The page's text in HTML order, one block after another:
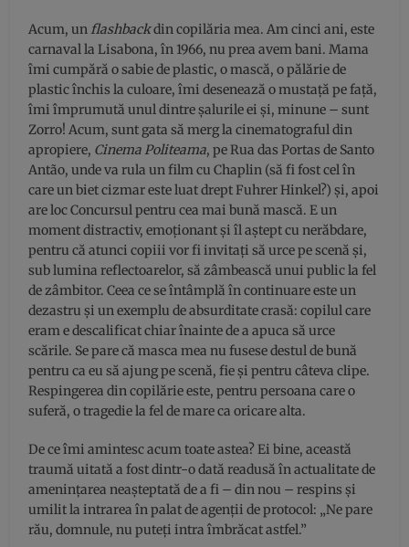
Acum, unflashbackdin copilăria mea. Am cinci ani, este
carnaval la Lisabona, în 1966, nu prea avem bani. Mama
îmi cumpără o sabie de plastic, o mască, o pălărie de
plastic închis la culoare, îmi desenează o mustață pe față,
îmi împrumută unul dintre șalurile ei și, minune – sunt
Zorro! Acum, sunt gata să merg la cinematograful din
apropiere, CinemaPoliteama, pe Rua das Portas de Santo
Antão, unde va rula un film cu Chaplin (să fi fost cel în
care un biet cizmar este luat drept Fuhrer Hinkel?) și, apoi
are loc Concursul pentru cea mai bună mască. E un
moment distractiv, emoționant și îl aștept cu nerăbdare,
pentru că atunci copiii vor fi invitați să urce pe scenă și,
sub lumina reflectoarelor, să zâmbească unui public la fel
de zâmbitor. Ceea ce se întâmplă în continuare este un
dezastru și un exemplu de absurditate crasă: copilul care
eram e descalificat chiar înainte de a apuca să urce
scările. Se pare că masca mea nu fusese destul de bună
pentru ca eu să ajung pe scenă, fie și pentru câteva clipe.
Respingerea din copilărie este, pentru persoana care o
suferă, o tragedie la fel de mare ca oricare alta.
De ce îmi amintesc acum toate astea? Ei bine, această
traumă uitată a fost dintr-o dată readusă în actualitate de
amenințarea neașteptată de a fi – din nou – respins și
umilit la intrarea în palat de agenții de protocol: „Ne pare
rău, domnule, nu puteți intra îmbrăcat astfel.”